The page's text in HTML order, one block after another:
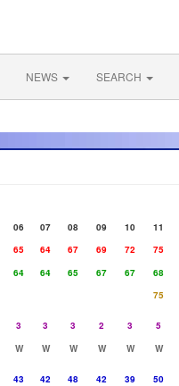
NEWS SEARCH
06 07 08 09 10 11
65 64 67 69 72 75
64 64 65 67 67 68
75
3 3 3 2 3 5
W W W W W W
43 42 48 42 39 50